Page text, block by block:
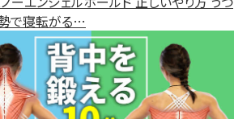
で寝転がる…